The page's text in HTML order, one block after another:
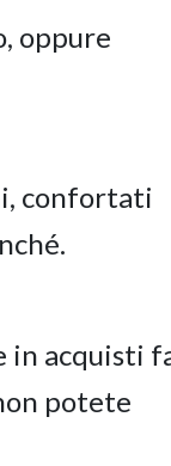
oppure
confortati
in acquisti
potete